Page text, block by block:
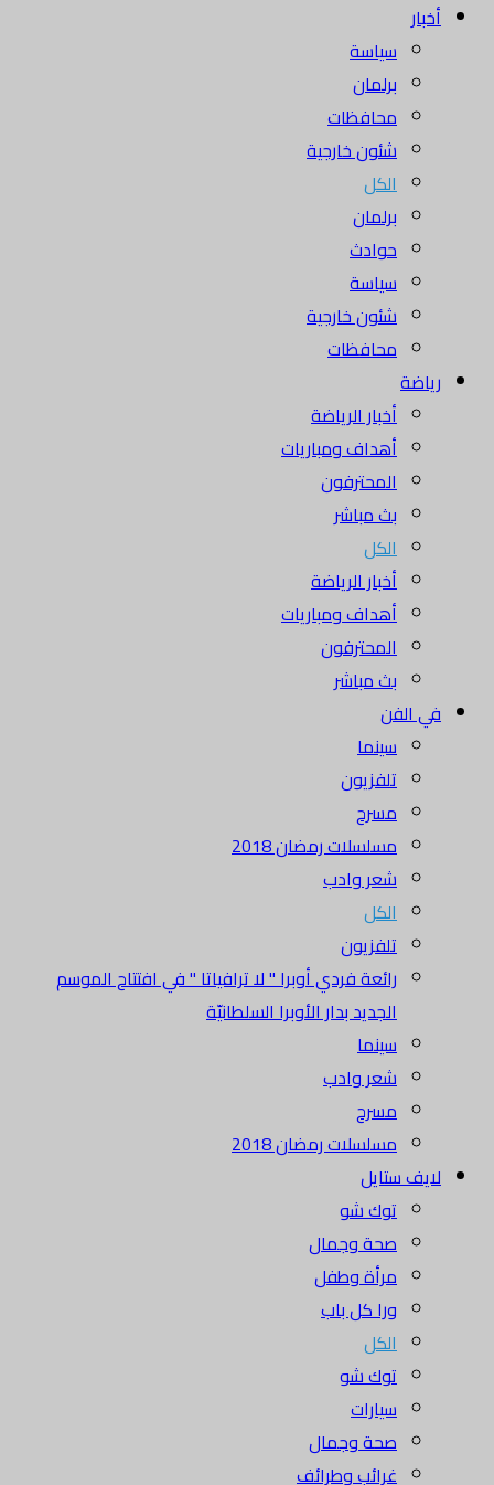
أخبار
سياسة
برلمان
محافظات
شئون خارجية
الكل
برلمان
حوادث
سياسة
شئون خارجية
محافظات
رياضة
أخبار الرياضة
أهداف ومباريات
المحترفون
بث مباشر
الكل
أخبار الرياضة
أهداف ومباريات
المحترفون
بث مباشر
في الفن
سينما
تلفزيون
مسرح
مسلسلات رمضان 2018
شعر وادب
الكل
تلفزيون
رائعة فردي أوبرا " لا ترافياتا " في افتتاح الموسم
الجديد بدار الأوبرا السلطانيّة
سينما
شعر وادب
مسرح
مسلسلات رمضان 2018
لايف ستايل
توك شو
صحة وجمال
مرأة وطفل
ورا كل باب
الكل
توك شو
سيارات
صحة وجمال
غرائب وطرائف